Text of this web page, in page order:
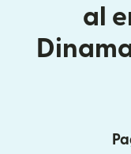
al